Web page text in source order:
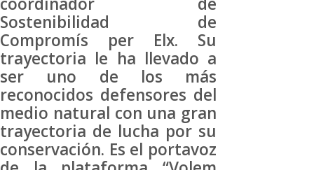
Sostenibilidad de
Compromís per Elx. Su
trayectoria le ha llevado a
ser uno de los más
reconocidos defensores del
medio natural con una gran
trayectoria de lucha por su
conservación. Es el portavoz